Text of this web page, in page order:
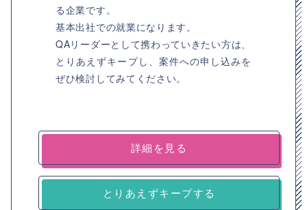
る企業です。
基本出社での就業になります。
QAリーダーとして携わっていきたい方は、
とりあえずキープし、案件への申し込みを
ぜひ検討してみてください。
詳細を見る
とりあえずキープする